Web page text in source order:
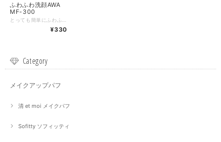
ふわふわ洗顔AWA
MF-300
¥330
Category
メイクアップパフ
清 et moi メイクパフ
Sofitty ソフィッティ